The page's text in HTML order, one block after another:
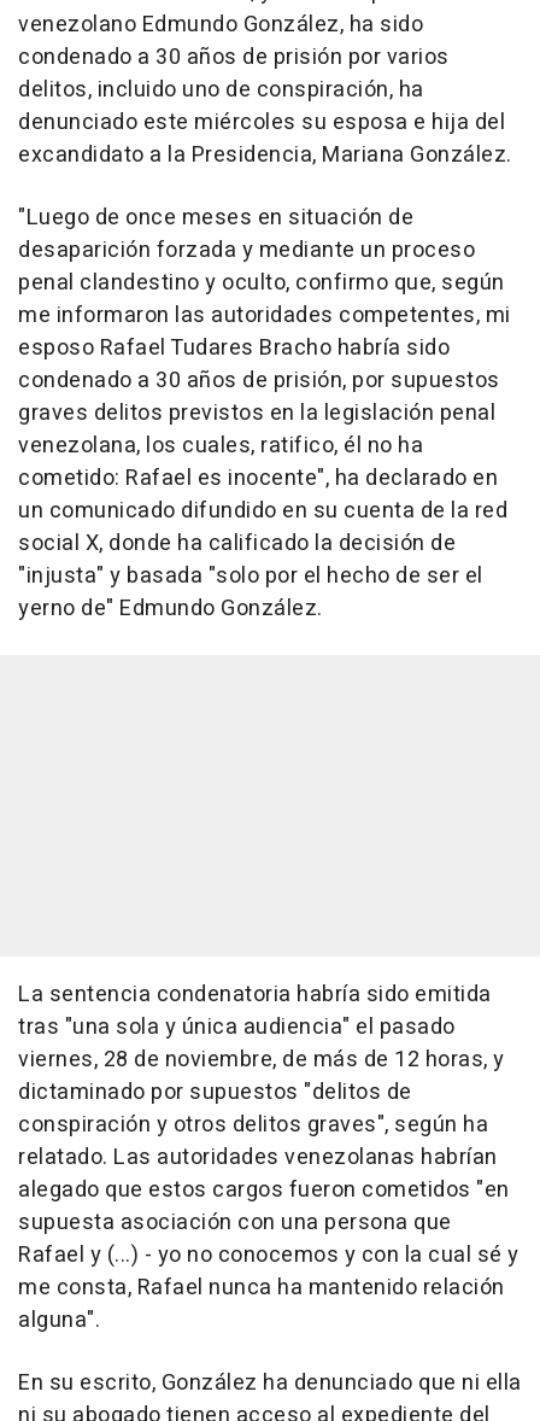
venezolano Edmundo González, ha sido
condenado a 30 años de prisión por varios
delitos, incluido uno de conspiración, ha
denunciado este miércoles su esposa e hija del
excandidato a la Presidencia, Mariana González.
"Luego de once meses en situación de
desaparición forzada y mediante un proceso
penal clandestino y oculto, confirmo que, según
me informaron las autoridades competentes, mi
esposo Rafael Tudares Bracho habría sido
condenado a 30 años de prisión, por supuestos
graves delitos previstos en la legislación penal
venezolana, los cuales, ratifico, él no ha
cometido: Rafael es inocente", ha declarado en
un comunicado difundido en su cuenta de la red
social X, donde ha calificado la decisión de
"injusta" y basada "solo por el hecho de ser el
yerno de" Edmundo González.
La sentencia condenatoria habría sido emitida
tras "una sola y única audiencia" el pasado
viernes, 28 de noviembre, de más de 12 horas, y
dictaminado por supuestos "delitos de
conspiración y otros delitos graves", según ha
relatado. Las autoridades venezolanas habrían
alegado que estos cargos fueron cometidos "en
supuesta asociación con una persona que
Rafael y (...) - yo no conocemos y con la cual sé y
me consta, Rafael nunca ha mantenido relación
alguna".
En su escrito, González ha denunciado que ni ella